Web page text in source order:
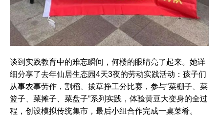
谈到实践教育中的难忘瞬间，何楼的眼睛亮了起来。她详
细分享了去年仙居生态园4天3夜的劳动实践活动：孩子们
从事农事劳作，割稻、拔草挣工分比赛，参与“菜棚子、菜
篮子、菜摊子、菜盘子”系列实践，体验黄豆大变身的全过
程，创设模拟传统集市，最后小组合作完成一桌菜肴。